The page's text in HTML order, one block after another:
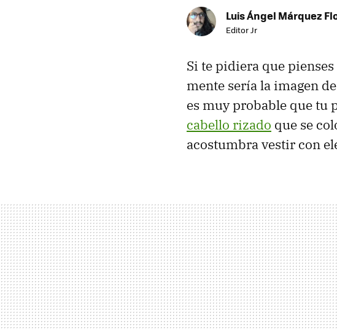
Luis Ángel Márquez
Editor Jr
Si te pidiera que
mente sería la imagen
es muy probable que tu
cabello rizado que se
acostumbra vestir con